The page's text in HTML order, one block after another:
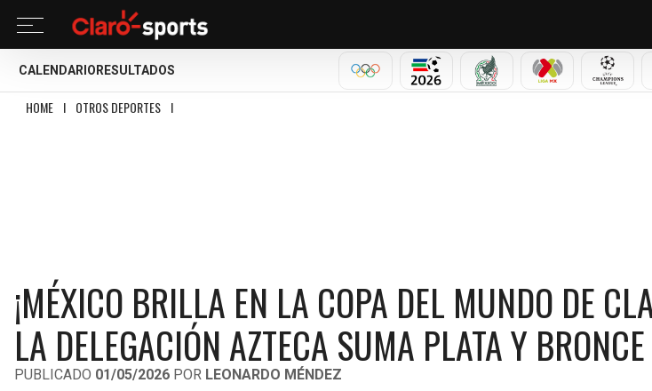
CALENDARIO RESULTADOS
OLÍMPICOSMUNDIAL 2026SELECCIÓN MEXICANA
LIGA MX
HOME I OTROS DEPORTES I
¡MÉXICO BRILLA EN LA COPA DEL MUNDO DE
LA DELEGACIÓN AZTECA SUMA PLATA Y BRONCE
PUBLICADO 01/05/2026 POR LEONARDO MÉNDEZ